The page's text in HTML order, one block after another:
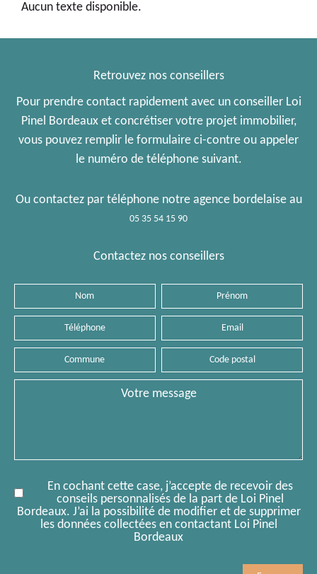
Aucun texte disponible.
Retrouvez nos conseillers
Pour prendre contact rapidement avec un conseiller Loi
Pinel Bordeaux et concrétiser votre projet immobilier,
vous pouvez remplir le formulaire ci-contre ou appeler
le numéro de téléphone suivant.
Ou contactez par téléphone notre agence bordelaise au
05 35 54 15 90
Contactez nos conseillers
Téléphone
Commune
postal
En cochant cette case, j’accepte de recevoir des
conseils personnalisés de la part de Loi Pinel
Bordeaux. J’ai la possibilité de modifier et de supprimer
les données collectées en contactant Loi Pinel
Bordeaux